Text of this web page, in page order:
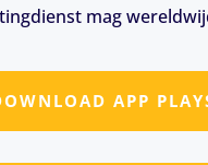
mag
APP